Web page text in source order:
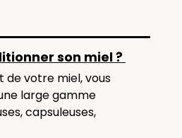
son miel ?
de votre miel, vous
large gamme
capsuleuses,